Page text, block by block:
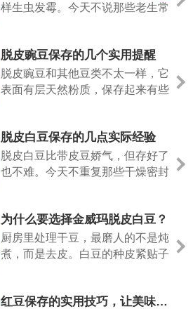
样生虫发霉。今天不说那些老生常
脱皮豌豆保存的几个实用提醒
脱皮豌豆和其他豆类不太一样，它
表面有层天然粉质，保存起来有些
脱皮白豆保存的几点实际经验
脱皮白豆比带皮豆娇气，但存好了
也不难。今天不重复那些干燥密封
为什么要选择金威玛脱皮白豆？
厨房里处理干豆，最磨人的不是炖
煮，而是去皮。白豆的种皮紧贴子
豆，就是把这道工序留在工厂，让
红豆保存的实用技巧，让美味更长久